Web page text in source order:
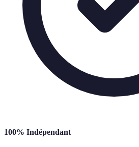
100% Indépendant